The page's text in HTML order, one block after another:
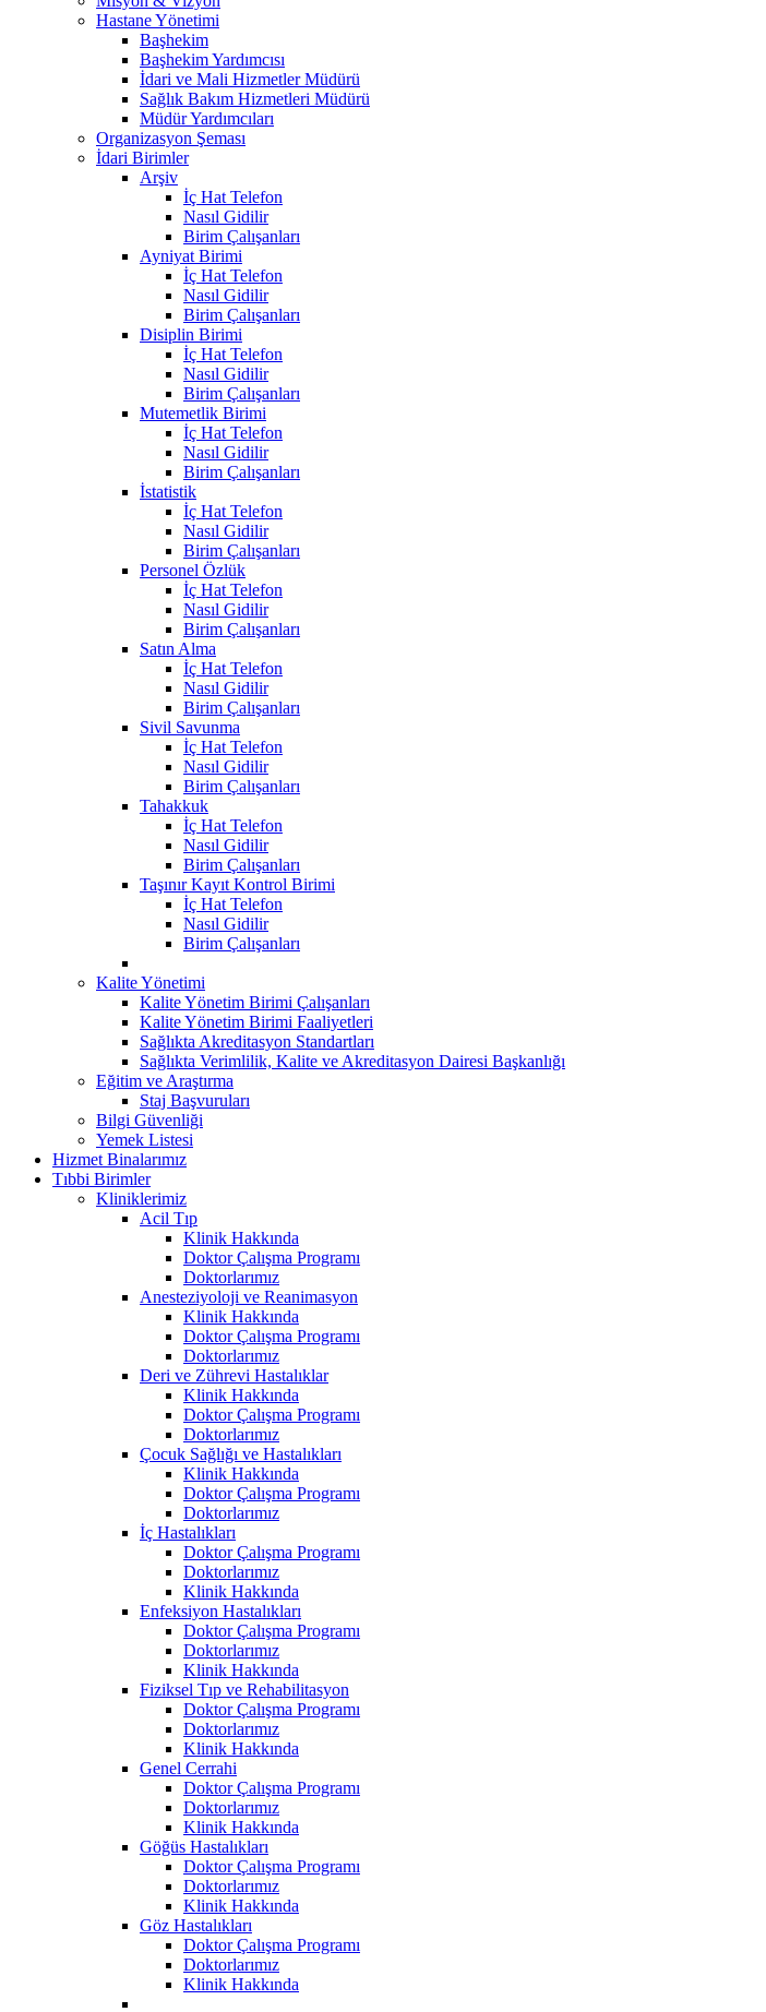
Hastane Yönetimi
Başhekim
Başhekim Yardımcısı
İdari ve Mali Hizmetler Müdürü
Sağlık Bakım Hizmetleri Müdürü
Müdür Yardımcıları
Organizasyon Şeması
İdari Birimler
Arşiv
İç Hat Telefon
Nasıl Gidilir
Birim Çalışanları
Ayniyat Birimi
İç Hat Telefon
Nasıl Gidilir
Birim Çalışanları
Disiplin Birimi
İç Hat Telefon
Nasıl Gidilir
Birim Çalışanları
Mutemetlik Birimi
İç Hat Telefon
Nasıl Gidilir
Birim Çalışanları
İstatistik
İç Hat Telefon
Nasıl Gidilir
Birim Çalışanları
Personel Özlük
İç Hat Telefon
Nasıl Gidilir
Birim Çalışanları
Satın Alma
İç Hat Telefon
Nasıl Gidilir
Birim Çalışanları
Sivil Savunma
İç Hat Telefon
Nasıl Gidilir
Birim Çalışanları
Tahakkuk
İç Hat Telefon
Nasıl Gidilir
Birim Çalışanları
Taşınır Kayıt Kontrol Birimi
İç Hat Telefon
Nasıl Gidilir
Birim Çalışanları
Kalite Yönetimi
Kalite Yönetim Birimi Çalışanları
Kalite Yönetim Birimi Faaliyetleri
Sağlıkta Akreditasyon Standartları
Sağlıkta Verimlilik, Kalite ve Akreditasyon Dairesi Başkanlığı
Eğitim ve Araştırma
Staj Başvuruları
Bilgi Güvenliği
Yemek Listesi
Hizmet Binalarımız
Tıbbi Birimler
Kliniklerimiz
Acil Tıp
Klinik Hakkında
Doktor Çalışma Programı
Doktorlarımız
Anesteziyoloji ve Reanimasyon
Klinik Hakkında
Doktor Çalışma Programı
Doktorlarımız
Deri ve Zührevi Hastalıklar
Klinik Hakkında
Doktor Çalışma Programı
Doktorlarımız
Çocuk Sağlığı ve Hastalıkları
Klinik Hakkında
Doktor Çalışma Programı
Doktorlarımız
İç Hastalıkları
Doktor Çalışma Programı
Doktorlarımız
Klinik Hakkında
Enfeksiyon Hastalıkları
Doktor Çalışma Programı
Doktorlarımız
Klinik Hakkında
Fiziksel Tıp ve Rehabilitasyon
Doktor Çalışma Programı
Doktorlarımız
Klinik Hakkında
Genel Cerrahi
Doktor Çalışma Programı
Doktorlarımız
Klinik Hakkında
Göğüs Hastalıkları
Doktor Çalışma Programı
Doktorlarımız
Klinik Hakkında
Göz Hastalıkları
Doktor Çalışma Programı
Doktorlarımız
Klinik Hakkında